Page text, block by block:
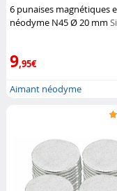
6 punaises magnétiques
néodyme N45 Ø 20 mm
9,95€
Aimant néodyme